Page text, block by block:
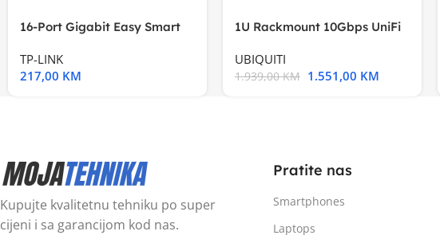
16-Port Gigabit Easy Smart
TP-LINK
217,00 KM
1U Rackmount 10Gbps UniFi
UBIQUITI
1.939,00KM 1.551,00 KM
Kupujte kvalitetnu tehniku po super
cijeni i sa garancijom kod nas.
Pratite nas
Smartphones
Laptops